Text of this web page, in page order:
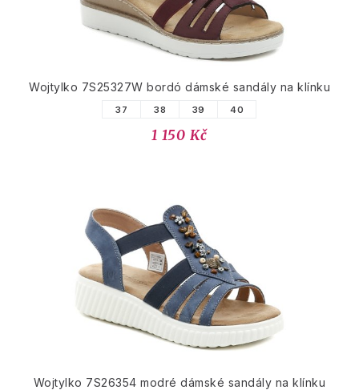
Wojtylko 7S25327W bordó dámské sandály na klínku
37 38 39 40
1 150 Kč
Wojtylko 7S26354 modré dámské sandály na klínku